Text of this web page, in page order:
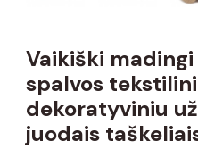
Vaikiški
spalvos
dekoratyviniu
juodais